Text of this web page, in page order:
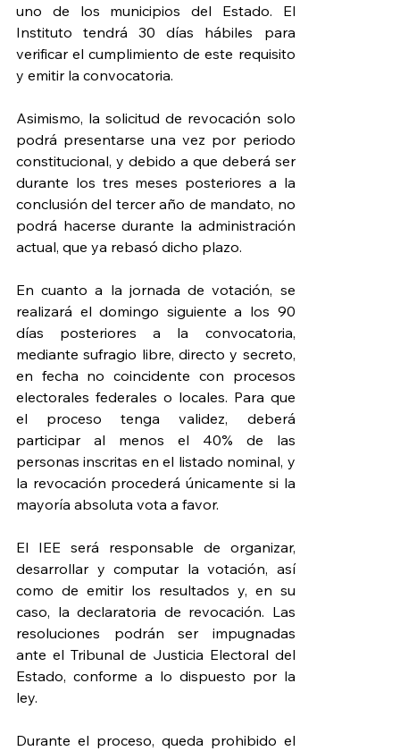
uno de los municipios del Estado. El
Instituto tendrá 30 días hábiles para
verificar el cumplimiento de este requisito
y emitir la convocatoria.
Asimismo, la solicitud de revocación solo
podrá presentarse una vez por periodo
constitucional, y debido a que deberá ser
durante los tres meses posteriores a la
conclusión del tercer año de mandato, no
podrá hacerse durante la administración
actual, que ya rebasó dicho plazo.
En cuanto a la jornada de votación, se
realizará el domingo siguiente a los 90
días posteriores a la convocatoria,
mediante sufragio libre, directo y secreto,
en fecha no coincidente con procesos
electorales federales o locales. Para que
el proceso tenga validez, deberá
participar al menos el 40% de las
personas inscritas en el listado nominal, y
la revocación procederá únicamente si la
mayoría absoluta vota a favor.
El IEE será responsable de organizar,
desarrollar y computar la votación, así
como de emitir los resultados y, en su
caso, la declaratoria de revocación. Las
resoluciones podrán ser impugnadas
ante el Tribunal de Justicia Electoral del
Estado, conforme a lo dispuesto por la
ley.
Durante el proceso, queda prohibido el